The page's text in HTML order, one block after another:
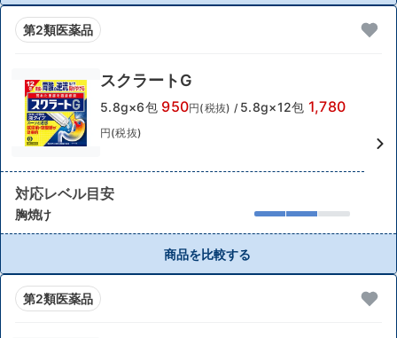
第2類医薬品
スクラートG
5.8g×6包 950円(税抜) / 5.8g×12包 1,780
円(税抜)
対応レベル目安
胸焼け
商品を比較する
第2類医薬品